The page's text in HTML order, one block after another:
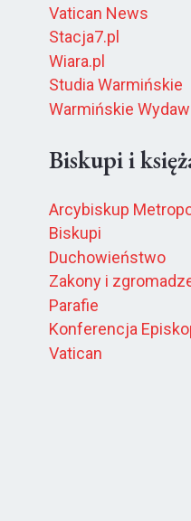
Vatican News
Stacja7.pl
Wiara.pl
Studia Warmińskie
Warmińskie
Biskupi i
Arcybiskup
Biskupi
Duchowieństwo
Zakony i
Parafie
Konferencja
Vatican